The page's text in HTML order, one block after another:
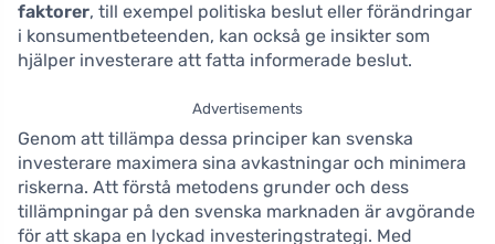
faktorer, till exempel politiska beslut eller förändringar
i konsumentbeteenden, kan också ge insikter som
hjälper investerare att fatta informerade beslut.
Advertisements
Genom att tillämpa dessa principer kan svenska
investerare maximera sina avkastningar och minimera
riskerna. Att förstå metodens grunder och dess
tillämpningar på den svenska marknaden är avgörande
för att skapa en lyckad investeringstrategi. Med